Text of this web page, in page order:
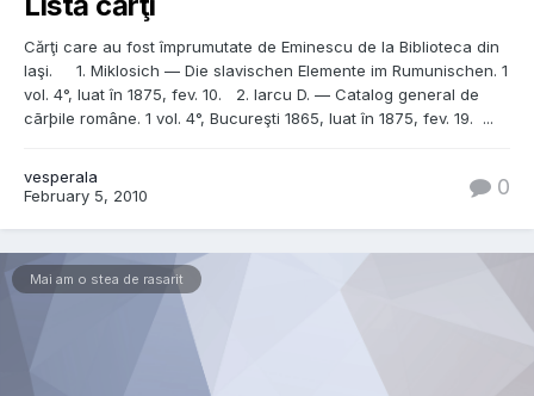
Cărţi care au fost împrumutate de Eminescu de la Biblioteca din
Iaşi. 1. Miklosich — Die slavischen Elemente im Rumunischen. 1
vol. 4°, luat în 1875, fev. 10. 2. Iarcu D. — Catalog general de
cãrþile române. 1 vol. 4°, Bucureşti 1865, luat în 1875, fev. 19. ...
vesperala
February 5, 2010
0
Mai am o stea de rasarit